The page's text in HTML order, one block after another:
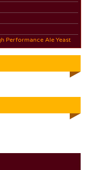
Performance Ale Yeast